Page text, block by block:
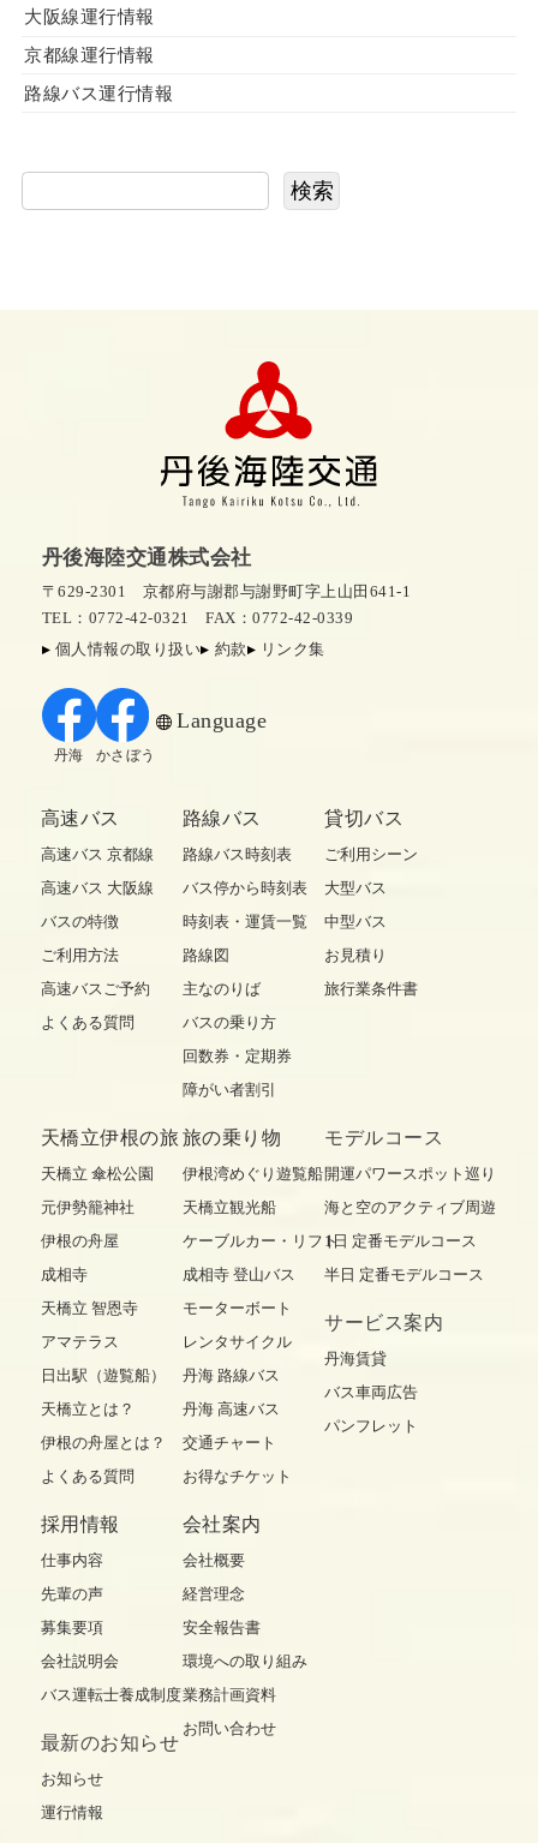
大阪線運行情報
京都線運行情報
路線バス運行情報
検索
丹後海陸交通株式会社
〒629-2301 京都府与謝郡与謝野町字上山田641-1
TEL：0772-42-0321
FAX：0772-42-0339
個人情報の取り扱い
約款 リンク集
Language
丹海 かさぼう
高速バス
高速バス 京都線
高速バス 大阪線
バスの特徴
ご利用方法
高速バスご予約
よくある質問
路線バス
路線バス時刻表
バス停から時刻表
時刻表・運賃一覧
路線図
主なのりば
バスの乗り方
回数券・定期券
障がい者割引
貸切バス
ご利用シーン
大型バス
中型バス
お見積り
旅行業条件書
天橋立伊根の旅
天橋立 傘松公園
元伊勢籠神社
伊根の舟屋
成相寺
天橋立 智恩寺
アマテラス
日出駅（遊覧船）
天橋立とは？
伊根の舟屋とは？
よくある質問
旅の乗り物
伊根湾めぐり遊覧船
天橋立観光船
ケーブルカー・リフト
成相寺 登山バス
モーターボート
レンタサイクル
丹海 路線バス
丹海 高速バス
交通チャート
お得なチケット
モデルコース
開運パワースポット巡り
海と空のアクティブ周遊
1日 定番モデルコース
半日 定番モデルコース
サービス案内
丹海賃貸
バス車両広告
パンフレット
採用情報
仕事内容
先輩の声
募集要項
会社説明会
バス運転士養成制度
最新のお知らせ
お知らせ
運行情報
会社案内
会社概要
経営理念
安全報告書
環境への取り組み
業務計画資料
お問い合わせ